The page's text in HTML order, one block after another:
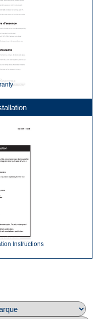
Instructions